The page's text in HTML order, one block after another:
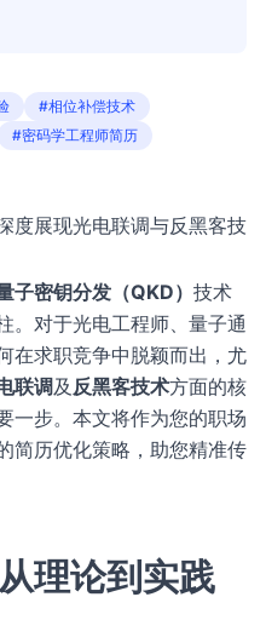
#相位补偿技术
#密码学工程师简历
度展现光电联调与反黑客技
子密钥分发（QKD） 技术
。对于光电工程师、量子通
在求职竞争中脱颖而出，尤
联调及 反黑客技术方面的核
一步。本文将作为您的职场
简历优化策略，助您精准传
理论到实践